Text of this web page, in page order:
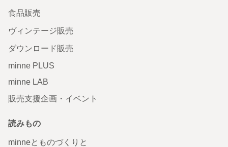
食品販売
ヴィンテージ販売
ダウンロード販売
minne PLUS
minne LAB
販売支援企画・イベント
読みもの
minneとものづくりと